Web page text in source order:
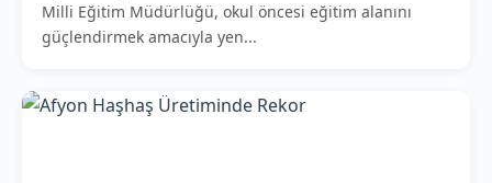
Milli Eğitim Müdürlüğü, okul öncesi eğitim alanını
güçlendirmek amacıyla yen...